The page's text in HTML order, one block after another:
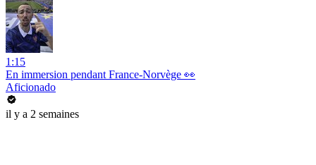
1:15
En immersion pendant France-Norvège 👀
Aficionado
il y a 2 semaines